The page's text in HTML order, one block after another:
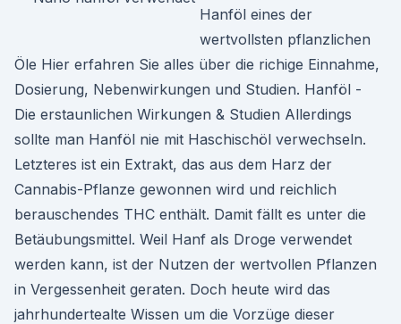
Hanföl eines der
wertvollsten pflanzlichen
Öle Hier erfahren Sie alles über die richige Einnahme,
Dosierung, Nebenwirkungen und Studien. Hanföl -
Die erstaunlichen Wirkungen & Studien Allerdings
sollte man Hanföl nie mit Haschischöl verwechseln.
Letzteres ist ein Extrakt, das aus dem Harz der
Cannabis-Pflanze gewonnen wird und reichlich
berauschendes THC enthält. Damit fällt es unter die
Betäubungsmittel. Weil Hanf als Droge verwendet
werden kann, ist der Nutzen der wertvollen Pflanzen
in Vergessenheit geraten. Doch heute wird das
jahrhundertealte Wissen um die Vorzüge dieser